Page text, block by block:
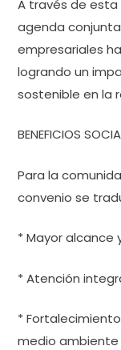
A través de esta
agenda
empresariales
logrando un
sostenible en la
BENEFICIOS
Para la
convenio se
* Mayor alcance
* Atención
*
medio ambiente